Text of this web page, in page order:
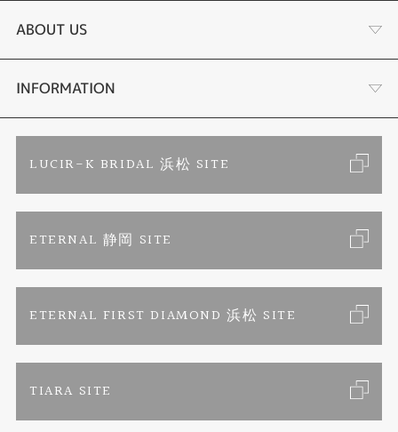
黒蝶真珠
時計
色石
ジュエリーリフォーム
婚約指輪
Savon de Bijoux
Savon de Bijoux化粧石鹸
個性溢れる色石の魅力
YouTube ルシルケイチャンネル
ブライダルリングサイト
ブランドリスト
ペンを拾うお姉さん
ABOUT US
店舗情報・会社概要
お客様の声
INFORMATION
特定商取引に関する表記
LUCIR-K BRIDAL 浜松 SITE
ETERNAL 静岡 SITE
ETERNAL FIRST DIAMOND 浜松 SITE
TIARA SITE